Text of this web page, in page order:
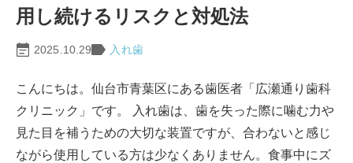
用し続けるリスクと対処法
2025.10.29 入れ歯
こんにちは。仙台市青葉区にある歯医者「広瀬通り歯科
クリニック」です。 入れ歯は、歯を失った際に噛む力や
見た目を補うための大切な装置ですが、合わないと感じ
ながら使用している方は少なくありません。食事中にズ